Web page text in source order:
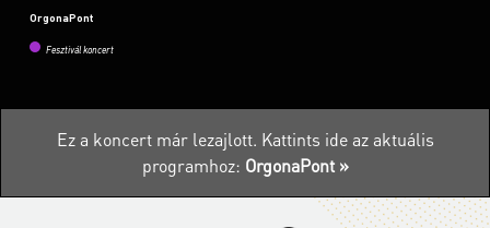
OrgonaPont
Fesztivál koncert
Ez a koncert már lezajlott. Kattints ide az aktuális
programhoz: OrgonaPont »